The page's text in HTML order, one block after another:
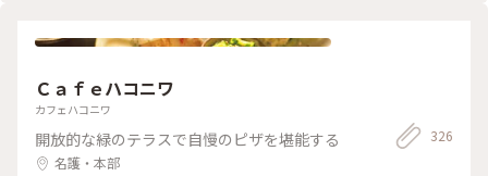
Ｃａｆｅハコニワ
カフェハコニワ
開放的な緑のテラスで自慢のピザを堪能する
名護・本部
326